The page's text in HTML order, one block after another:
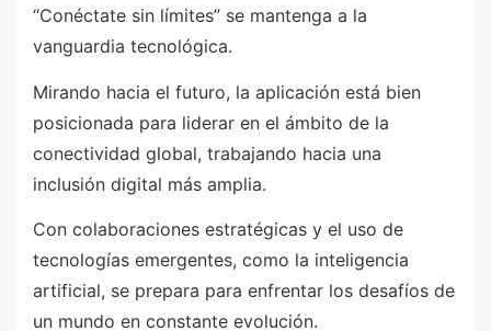
“Conéctate sin límites” se mantenga a la
vanguardia tecnológica.
Mirando hacia el futuro, la aplicación está bien
posicionada para liderar en el ámbito de la
conectividad global, trabajando hacia una
inclusión digital más amplia.
Con colaboraciones estratégicas y el uso de
tecnologías emergentes, como la inteligencia
artificial, se prepara para enfrentar los desafíos de
un mundo en constante evolución.